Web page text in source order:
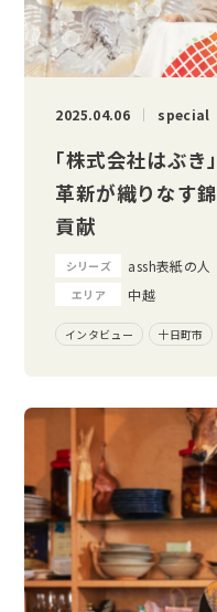
2025.04.06 special
「株式会社はぶき
革新が織りなす
貢献
シリーズ assh表紙の人
エリア 中越
インタビュー 十日町市